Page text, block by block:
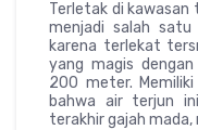
Terletak di kawasan
menjadi salah satu
karena terlekat
yang magis
200 meter.
bahwa air terjun
terakhir gajah